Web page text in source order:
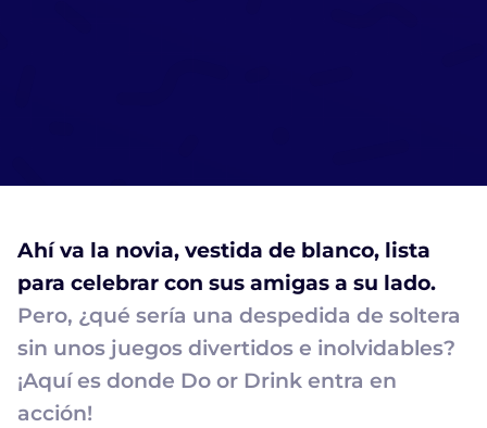
Ahí va la novia, vestida de blanco, lista
para celebrar con sus amigas a su lado.
Pero, ¿qué sería una despedida de soltera
sin unos juegos divertidos e inolvidables?
¡Aquí es donde Do or Drink entra en
acción!